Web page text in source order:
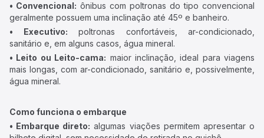
• Convencional: ônibus com poltronas do tipo convencional
geralmente possuem uma inclinação até 45º e banheiro.
• Executivo: poltronas confortáveis, ar-condicionado,
sanitário e, em alguns casos, água mineral.
• Leito ou Leito-cama: maior inclinação, ideal para viagens
mais longas, com ar-condicionado, sanitário e, possivelmente,
água mineral.
Como funciona o embarque
• Embarque direto: algumas viações permitem apresentar o